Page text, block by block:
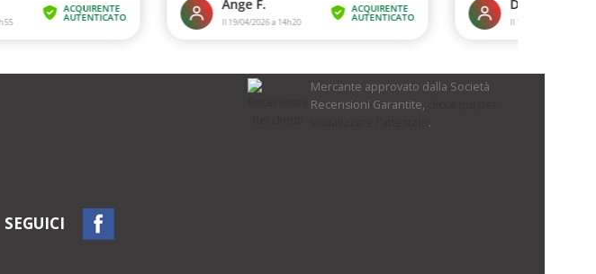
SEGUICI
Mercante approvato dalla Società
Recensioni Garantite,
.